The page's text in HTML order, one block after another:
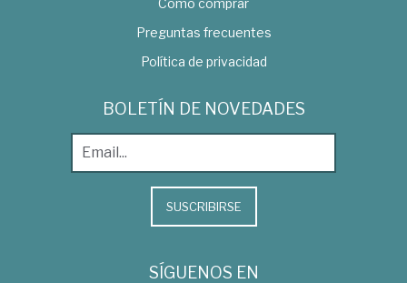
Preguntas frecuentes
Política de privacidad
BOLETÍN DE NOVEDADES
SUSCRIBIRSE
SÍGUENOS EN